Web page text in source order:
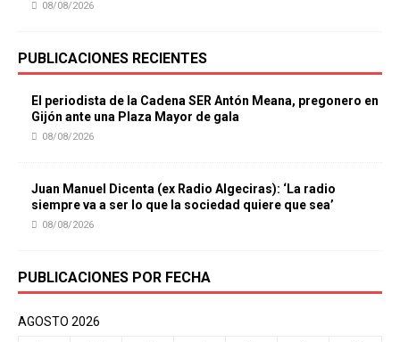
08/08/2026
PUBLICACIONES RECIENTES
El periodista de la Cadena SER Antón Meana, pregonero en
Gijón ante una Plaza Mayor de gala
08/08/2026
Juan Manuel Dicenta (ex Radio Algeciras): ‘La radio
siempre va a ser lo que la sociedad quiere que sea’
08/08/2026
PUBLICACIONES POR FECHA
AGOSTO 2026